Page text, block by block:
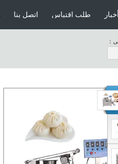
اتصل بنا طلب اقتباس أخبار
：